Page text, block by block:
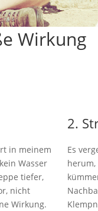
Wirkung
in meinem
Wasser
tiefer,
nicht
Wirkung.
2.
Es